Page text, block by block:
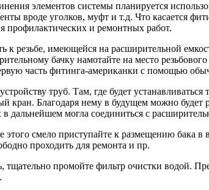
элементов системы планируется
вроде уголков, муфт и т.д. Что касается
профилактических и ремонтных работ.
резьбе, имеющейся на расширительной
бачку намотайте на место
часть фитинга-американки с помощью
труб. Там, где будет устанавливаться
Благодаря нему в будущем можно будет
дальнейшем могла соединиться с
смело приступайте к размещению бака
проходить для ремонта и пр.
тщательно промойте фильтр очистки водой.